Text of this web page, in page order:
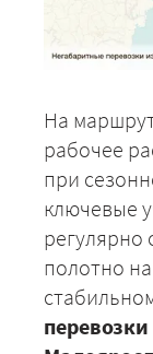
На
рабочее
при
ключевые
регулярно
полотно